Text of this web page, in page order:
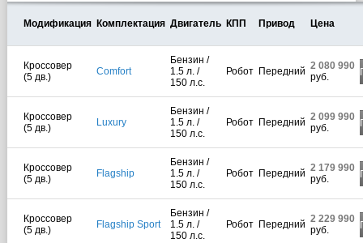
Модификация Комплектация Двигатель КПП Привод Цена
Кроссовер
(5 дв.)
Comfort
Бензин /
1.5 л. /
150 л.с.
Робот Передний 2 080 990
руб.
Кроссовер
(5 дв.)
Luxury
Бензин /
1.5 л. /
150 л.с.
Робот Передний 2 099 990
руб.
Кроссовер
(5 дв.)
Flagship
Бензин /
1.5 л. /
150 л.с.
Робот Передний 2 179 990
руб.
Кроссовер
(5 дв.)
Flagship Sport
Бензин /
1.5 л. /
150 л.с.
Робот Передний 2 229 990
руб.